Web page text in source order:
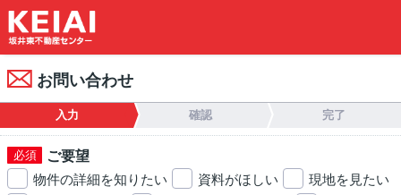
お問い合わせ
入力 確認 完了
ご要望
物件の詳細を知りたい 資料がほしい
現地を見たい